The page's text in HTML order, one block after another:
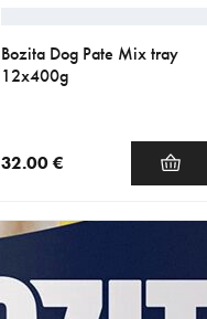
Bozita Dog Pate Mix tray
12x400g
32.00 €